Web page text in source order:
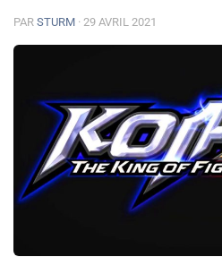
PAR STURM · 29 AVRIL 2021